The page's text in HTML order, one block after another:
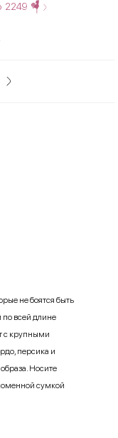
2249
не боятся быть
всей длине
с крупными
персика и
Носите
сумкой